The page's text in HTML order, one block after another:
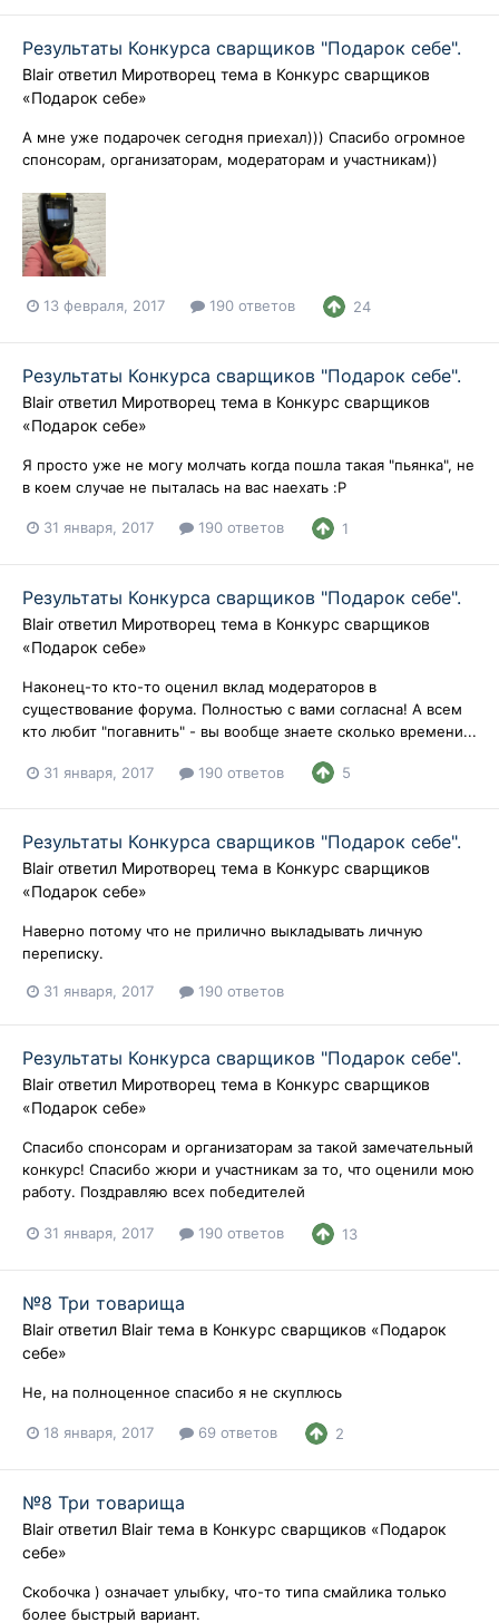
Результаты Конкурса сварщиков "Подарок себе".
Blair ответил Миротворец тема в Конкурс сварщиков
«Подарок себе»
А мне уже подарочек сегодня приехал))) Спасибо огромное
спонсорам, организаторам, модераторам и участникам))
13 февраля, 2017 190 ответов 24
Результаты Конкурса сварщиков "Подарок себе".
Blair ответил Миротворец тема в Конкурс сварщиков
«Подарок себе»
Я просто уже не могу молчать когда пошла такая "пьянка", не
в коем случае не пыталась на вас наехать :P
31 января, 2017 190 ответов 1
Результаты Конкурса сварщиков "Подарок себе".
Blair ответил Миротворец тема в Конкурс сварщиков
«Подарок себе»
Наконец-то кто-то оценил вклад модераторов в
существование форума. Полностью с вами согласна! А всем
кто любит "погавнить" - вы вообще знаете сколько времени...
31 января, 2017 190 ответов 5
Результаты Конкурса сварщиков "Подарок себе".
Blair ответил Миротворец тема в Конкурс сварщиков
«Подарок себе»
Наверно потому что не прилично выкладывать личную
переписку.
31 января, 2017 190 ответов
Результаты Конкурса сварщиков "Подарок себе".
Blair ответил Миротворец тема в Конкурс сварщиков
«Подарок себе»
Спасибо спонсорам и организаторам за такой замечательный
конкурс! Спасибо жюри и участникам за то, что оценили мою
работу. Поздравляю всех победителей
31 января, 2017 190 ответов 13
№8 Три товарища
Blair ответил Blair тема в Конкурс сварщиков «Подарок
себе»
Не, на полноценное спасибо я не скуплюсь
18 января, 2017 69 ответов 2
№8 Три товарища
Blair ответил Blair тема в Конкурс сварщиков «Подарок
себе»
Скобочка ) означает улыбку, что-то типа смайлика только
более быстрый вариант.